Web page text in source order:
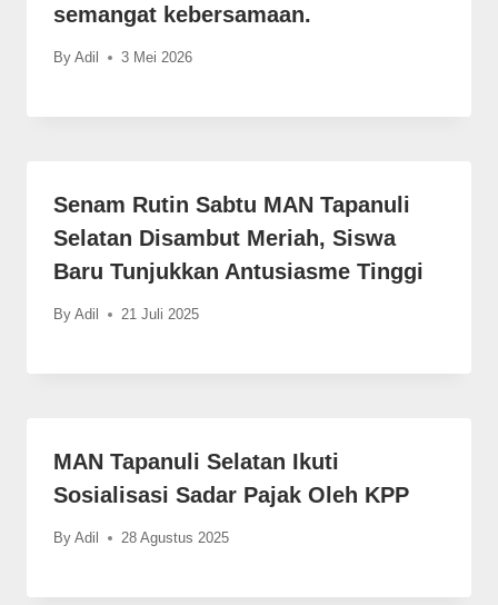
semangat kebersamaan.
By Adil 3 Mei 2026
Senam Rutin Sabtu MAN Tapanuli
Selatan Disambut Meriah, Siswa
Baru Tunjukkan Antusiasme Tinggi
By Adil 21 Juli 2025
MAN Tapanuli Selatan Ikuti
Sosialisasi Sadar Pajak Oleh KPP
By Adil 28 Agustus 2025